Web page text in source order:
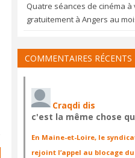
Quatre séances de cinéma
gratuitement à Angers au
COMMENTAIRES RÉCENTS
Craqdi dis
c'est la même chose
En Maine-et-Loire, le
rejoint l’appel au blocage